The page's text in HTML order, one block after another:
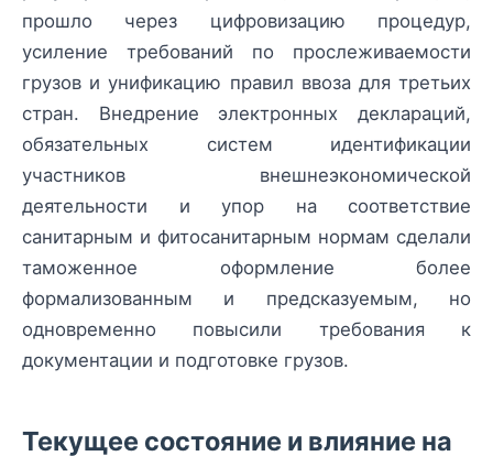
прошло через цифровизацию процедур,
усиление требований по прослеживаемости
грузов и унификацию правил ввоза для третьих
стран. Внедрение электронных деклараций,
обязательных систем идентификации
участников внешнеэкономической
деятельности и упор на соответствие
санитарным и фитосанитарным нормам сделали
таможенное оформление более
формализованным и предсказуемым, но
одновременно повысили требования к
документации и подготовке грузов.
Текущее состояние и влияние на